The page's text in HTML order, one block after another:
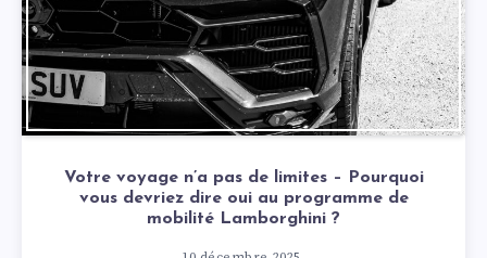
Votre voyage n’a pas de limites – Pourquoi
vous devriez dire oui au programme de
mobilité Lamborghini ?